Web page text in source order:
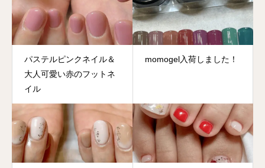
パステルピンクネイル＆
大人可愛い赤のフットネ
イル
momogel入荷しました！